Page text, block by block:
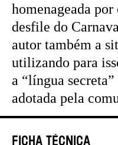
Ficha Técnica
homenageada por
desfile do
autor também a
utilizando para
a “língua
adotada pela